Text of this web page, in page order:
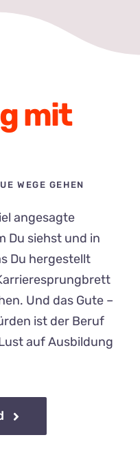
mit
WEGE GEHEN
angesagte
Du siehst und in
Du hergestellt
Und das Gute –
ist der Beruf
auf Ausbildung